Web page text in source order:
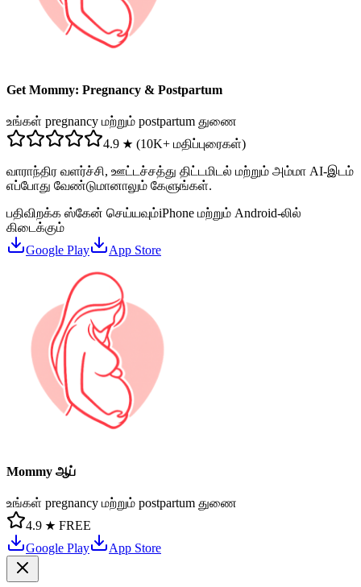
Get Mommy: Pregnancy & Postpartum
உங்கள் pregnancy மற்றும் postpartum துணை
4.9 ★ (10K+ மதிப்புரைகள்)
வாராந்திர வளர்ச்சி, ஊட்டச்சத்து திட்டமிடல் மற்றும் அம்மா AI-இடம்
எப்போது வேண்டுமானாலும் கேளுங்கள்.
பதிவிறக்க ஸ்கேன் செய்யவும்iPhone மற்றும் Android-லில்
கிடைக்கும்
Google Play
App Store
Mommy ஆப்
உங்கள் pregnancy மற்றும் postpartum துணை
4.9 ★ FREE
Google Play
App Store